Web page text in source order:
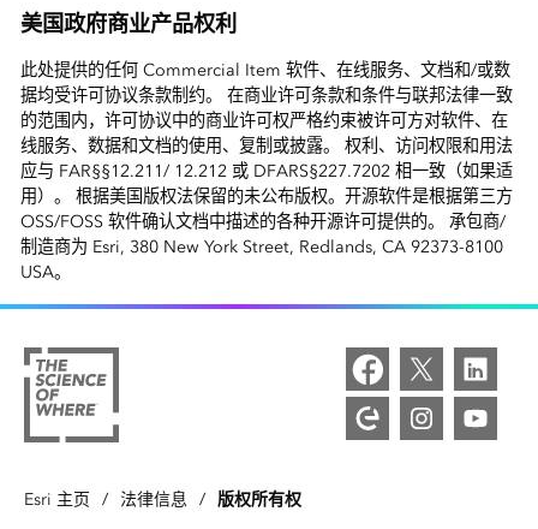
美国政府商业产品权利
此处提供的任何 Commercial Item 软件、在线服务、文档和/或数
据均受许可协议条款制约。 在商业许可条款和条件与联邦法律一致
的范围内，许可协议中的商业许可权严格约束被许可方对软件、在
线服务、数据和文档的使用、复制或披露。 权利、访问权限和用法
应与 FAR§§12.211/ 12.212 或 DFARS§227.7202 相一致（如果适
用）。 根据美国版权法保留的未公布版权。开源软件是根据第三方
OSS/FOSS 软件确认文档中描述的各种开源许可提供的。 承包商/
制造商为 Esri, 380 New York Street, Redlands, CA 92373-8100
USA。
Esri 主页 / 法律信息 / 版权所有权